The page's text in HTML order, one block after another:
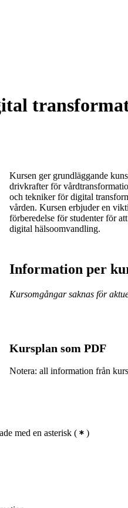
Kursen ger grundläggande
drivkrafter för
och tekniker för digital
vården. Kursen erbjuder en
förberedelse för studenter för
digital hälsoomvandling.
Information per
Kursomgångar saknas för
Kursplan som PDF
Notera: all information från
med en asterisk ( )